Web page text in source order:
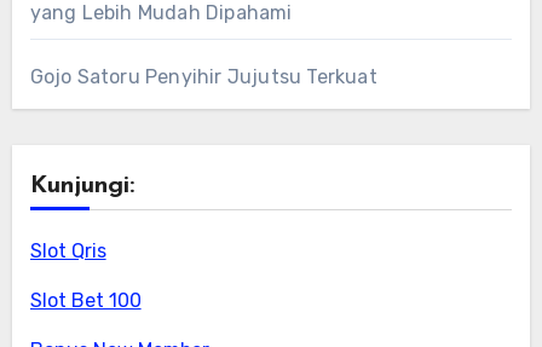
yang Lebih Mudah Dipahami
Gojo Satoru Penyihir Jujutsu Terkuat
Kunjungi:
Slot Qris
Slot Bet 100